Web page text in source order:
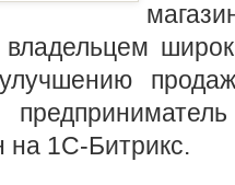
владельцем
на 1С-Битрикс.